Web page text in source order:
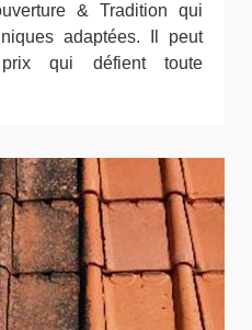
& Tradition qui
adaptées. Il peut
qui défient toute